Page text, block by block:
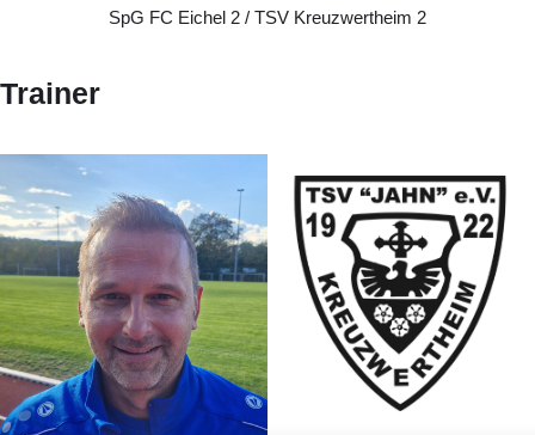
SpG FC Eichel 2 / TSV Kreuzwertheim 2
Trainer